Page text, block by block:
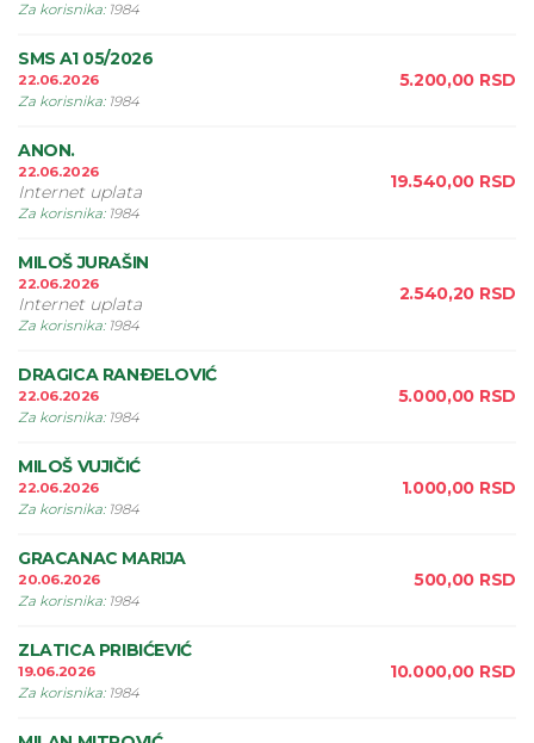
Za korisnika: 1984
SMS A1 05/2026
22.06.2026
Za korisnika: 1984
5.200,00 RSD
ANON.
22.06.2026
Internet uplata
Za korisnika: 1984
19.540,00 RSD
MILOŠ JURAŠIN
22.06.2026
Internet uplata
Za korisnika: 1984
2.540,20 RSD
DRAGICA RANÐELOVIĆ
22.06.2026
Za korisnika: 1984
5.000,00 RSD
MILOŠ VUJIČIĆ
22.06.2026
Za korisnika: 1984
1.000,00 RSD
GRACANAC MARIJA
20.06.2026
Za korisnika: 1984
500,00 RSD
ZLATICA PRIBIĆEVIĆ
19.06.2026
Za korisnika: 1984
10.000,00 RSD